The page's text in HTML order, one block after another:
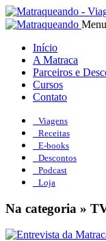
Início
A Matraca
Parceiros e
Cursos
Contato
Viagens
Receitas
E-books
Descontos
Podcast
Loja
Na categoria »